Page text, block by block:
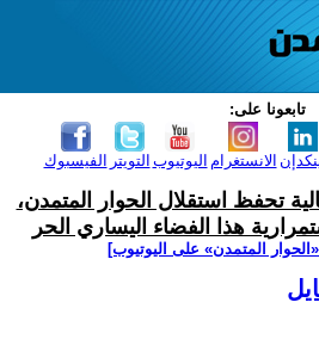
تابعونا على:
الفيسبوك التويتر اليوتيوب الانستغرام
تحفظ استقلال الحوار المتمدن،
هذا الفضاء اليساري الحر
المتمدن» على اليوتيوب]